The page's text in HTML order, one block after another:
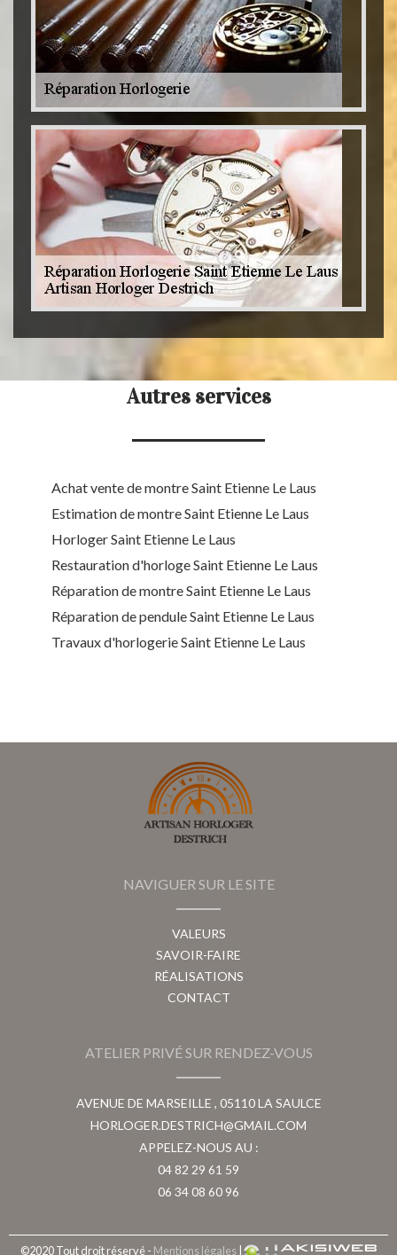
Autres services
Achat vente de montre Saint Etienne Le Laus
Estimation de montre Saint Etienne Le Laus
Horloger Saint Etienne Le Laus
Restauration d'horloge Saint Etienne Le Laus
Réparation de montre Saint Etienne Le Laus
Réparation de pendule Saint Etienne Le Laus
Travaux d'horlogerie Saint Etienne Le Laus
NAVIGUER SUR LE SITE
VALEURS
SAVOIR-FAIRE
RÉALISATIONS
CONTACT
ATELIER PRIVÉ SUR RENDEZ-VOUS
AVENUE DE MARSEILLE , 05110 LA SAULCE
HORLOGER.DESTRICH@GMAIL.COM
APPELEZ-NOUS AU :
04 82 29 61 59
06 34 08 60 96
©2020 Tout droit réservé - Mentions légales